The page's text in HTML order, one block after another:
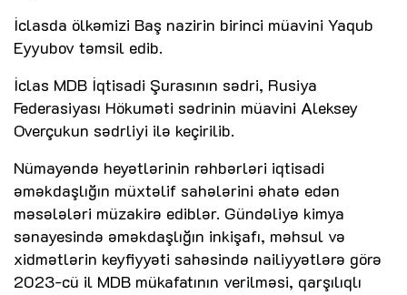
İclasda ölkəmizi Baş nazirin birinci müavini Yaqub
Eyyubov təmsil edib.
İclas MDB İqtisadi Şurasının sədri, Rusiya
Federasiyası Hökuməti sədrinin müavini Aleksey
Overçukun sədrliyi ilə keçirilib.
Nümayəndə heyətlərinin rəhbərləri iqtisadi
əməkdaşlığın müxtəlif sahələrini əhatə edən
məsələləri müzakirə ediblər. Gündəliyə kimya
sənayesində əməkdaşlığın inkişafı, məhsul və
xidmətlərin keyfiyyəti sahəsində nailiyyətlərə görə
2023-cü il MDB mükafatının verilməsi, qarşılıqlı